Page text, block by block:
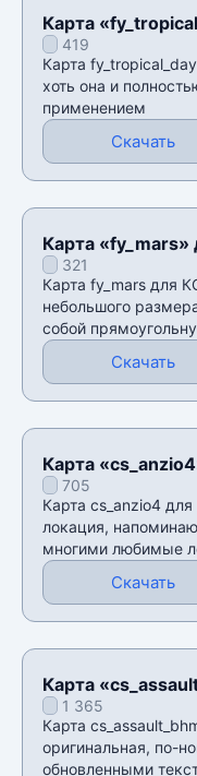
Карта
419
Карта
хоть она и
применением
Скачать
Карта «fy_mars»
321
Карта fy_mars для
небольшого
собой
Скачать
Карта
705
Карта cs_anzio4
локация,
многими любимые
Скачать
Карта
1 365
Карта
оригинальная, по-
обновленными